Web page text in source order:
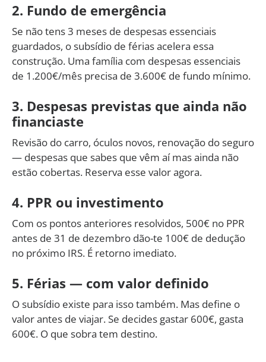
2. Fundo de emergência
Se não tens 3 meses de despesas essenciais
guardados, o subsídio de férias acelera essa
construção. Uma família com despesas essenciais
de 1.200€/mês precisa de 3.600€ de fundo mínimo.
3. Despesas previstas que ainda não
financiaste
Revisão do carro, óculos novos, renovação do seguro
— despesas que sabes que vêm aí mas ainda não
estão cobertas. Reserva esse valor agora.
4. PPR ou investimento
Com os pontos anteriores resolvidos, 500€ no PPR
antes de 31 de dezembro dão-te 100€ de dedução
no próximo IRS. É retorno imediato.
5. Férias — com valor definido
O subsídio existe para isso também. Mas define o
valor antes de viajar. Se decides gastar 600€, gasta
600€. O que sobra tem destino.